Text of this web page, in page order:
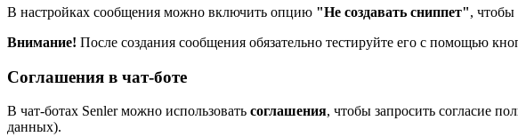
В настройках сообщения можно включить опцию "Не создавать сниппет", чтобы
Внимание! После создания сообщения обязательно тестируйте его с помощью
Соглашения в чат-боте
В чат-ботах Senler можно использовать соглашения, чтобы запросить согласие
данных).